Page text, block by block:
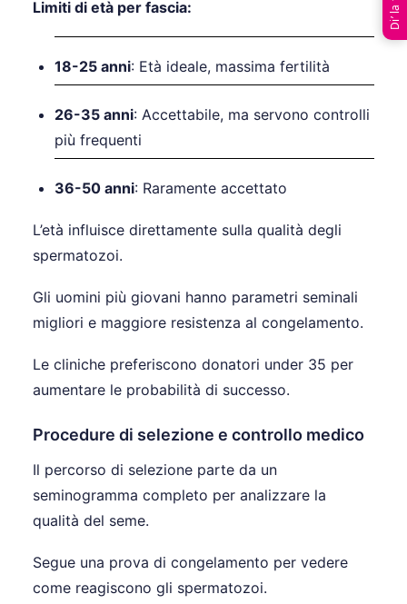
Limiti di età per fascia:
18-25 anni: Età ideale, massima fertilità
26-35 anni: Accettabile, ma servono controlli
più frequenti
36-50 anni: Raramente accettato
L’età influisce direttamente sulla qualità degli
spermatozoi.
Gli uomini più giovani hanno parametri seminali
migliori e maggiore resistenza al congelamento.
Le cliniche preferiscono donatori under 35 per
aumentare le probabilità di successo.
Procedure di selezione e controllo medico
Il percorso di selezione parte da un
seminogramma completo per analizzare la
qualità del seme.
Segue una prova di congelamento per vedere
come reagiscono gli spermatozoi.